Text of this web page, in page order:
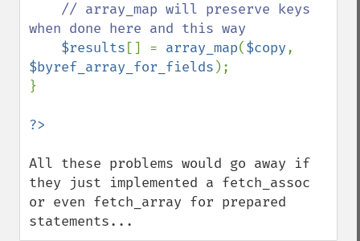
// array_map will preserve keys
when done here and this way
$results [] = array_map($copy
$byref_array_for_fields );
}
All these problems would go away if
they just implemented a fetch_assoc
or even fetch_array for prepared
statements...